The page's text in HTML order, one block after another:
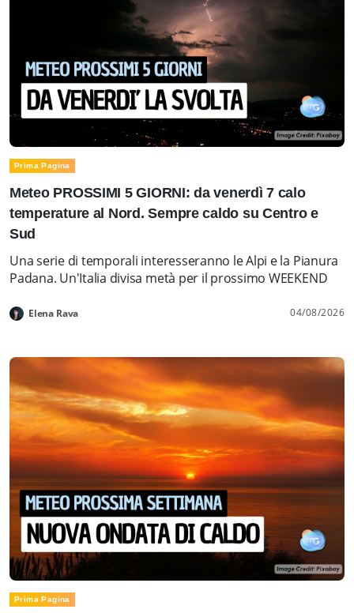
Prima Pagina
Meteo PROSSIMI 5 GIORNI: da venerdì 7 calo
temperature al Nord. Sempre caldo su Centro e
Sud
Una serie di temporali interesseranno le Alpi e la Pianura
Padana. Un'Italia divisa metà per il prossimo WEEKEND
Elena Rava 04/08/2026
Prima Pagina